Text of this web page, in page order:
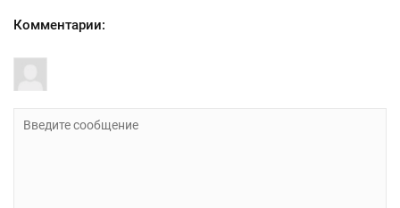
Комментарии: